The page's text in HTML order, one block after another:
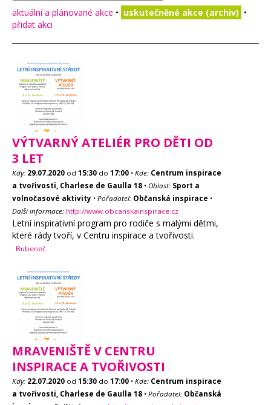
aktuální a plánované akce • uskutečněné akce (archiv) •
přidat akci
VÝTVARNÝ ATELIÉR PRO DĚTI OD
3 LET
Kdy: 29.07.2020 od 15:30 do 17:00 • Kde: Centrum inspirace
a tvořivosti, Charlese de Gaulla 18 • Oblast: Sport a
volnočasové aktivity • Pořadatel: Občanská inspirace •
Další informace: http://www.obcanskainspirace.cz
Letní inspirativní program pro rodiče s malými dětmi,
které rády tvoří, v Centru inspirace a tvořivosti.
Bubeneč
MRAVENIŠTĚ V CENTRU
INSPIRACE A TVOŘIVOSTI
Kdy: 22.07.2020 od 15:30 do 17:00 • Kde: Centrum inspirace
a tvořivosti, Charlese de Gaulla 18 • Pořadatel: Občanská